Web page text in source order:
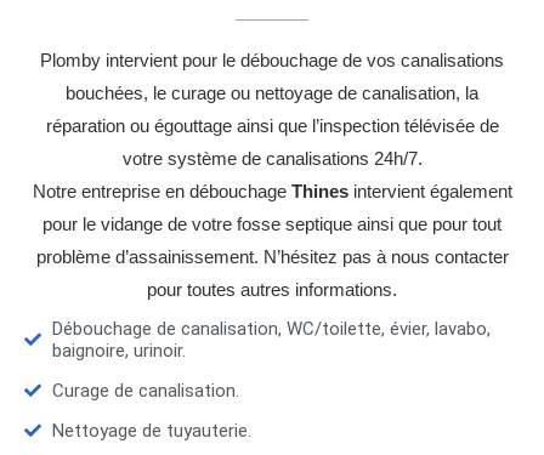
Plomby intervient pour le débouchage de vos canalisations
bouchées, le curage ou nettoyage de canalisation, la
réparation ou égouttage ainsi que l’inspection télévisée de
votre système de canalisations 24h/7.
Notre entreprise en débouchage Thinesintervient également
pour le vidange de votre fosse septique ainsi que pour tout
problème d’assainissement. N’hésitez pas à nous contacter
pour toutes autres informations.
Débouchage de canalisation, WC/toilette, évier, lavabo,
baignoire, urinoir.
Curage de canalisation.
Nettoyage de tuyauterie.